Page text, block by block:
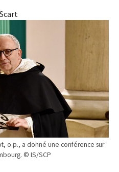
o.p., a donné une conférence sur
© IS/SCP